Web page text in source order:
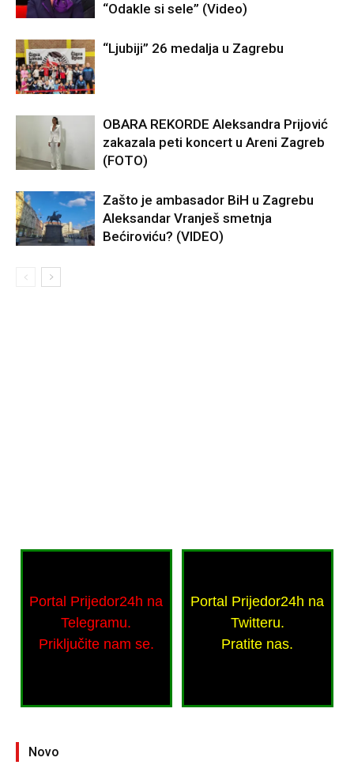
“Odakle si sele” (Video)
“Ljubiji” 26 medalja u Zagrebu
OBARA REKORDE Aleksandra Prijović
zakazala peti koncert u Areni Zagreb
(FOTO)
Zašto je ambasador BiH u Zagrebu
Aleksandar Vranješ smetnja
Bećiroviću? (VIDEO)
Portal Prijedor24h na
Telegramu.
Priključite nam se.
Portal Prijedor24h na
Twitteru.
Pratite nas.
Novo